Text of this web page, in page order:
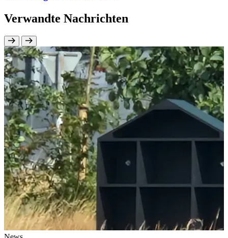
Verwandte Nachrichten